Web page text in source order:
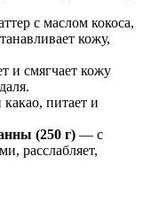
с маслом кокоса,
кожу,
и смягчает кожу
питает и
(250 г) — с
расслабляет,